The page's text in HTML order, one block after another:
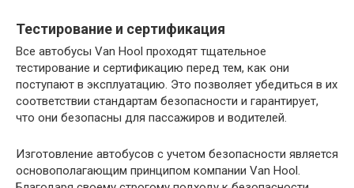
Тестирование и сертификация
Все автобусы Van Hool проходят тщательное
тестирование и сертификацию перед тем, как они
поступают в эксплуатацию. Это позволяет убедиться в их
соответствии стандартам безопасности и гарантирует,
что они безопасны для пассажиров и водителей.
Изготовление автобусов с учетом безопасности является
основополагающим принципом компании Van Hool.